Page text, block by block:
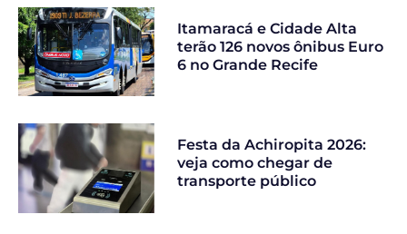
Itamaracá e Cidade Alta
terão 126 novos ônibus Euro
6 no Grande Recife
Festa da Achiropita 2026:
veja como chegar de
transporte público